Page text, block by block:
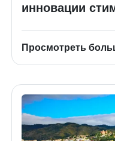
инновации
выставка
года и
2023 года
Просмотреть